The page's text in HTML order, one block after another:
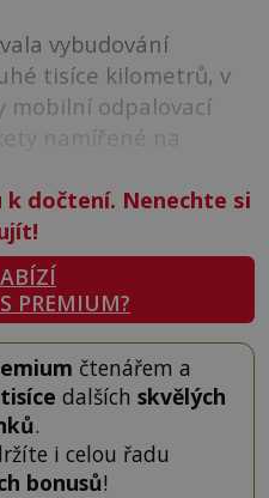
vybudování
tisíce kilometrů, v
mobilní odpalovací
namířené na
dočtení. Nenechte si
PREMIUM?
čtenářem a
tisíce dalších skvělých
.
i celou řadu
bonusů!